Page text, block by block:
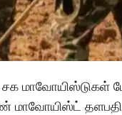
சக
மாவோயிஸ்ட்